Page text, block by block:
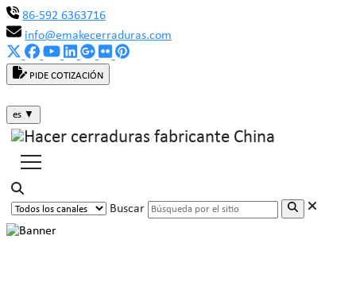
86-592 6363716
info@emakecerraduras.com
PIDE COTIZACIÓN
es ▼
Buscar